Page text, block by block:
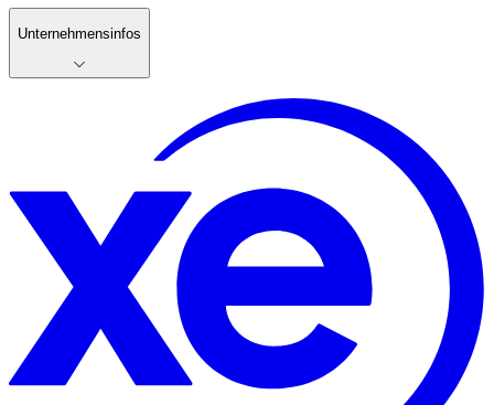
Unternehmensinfos